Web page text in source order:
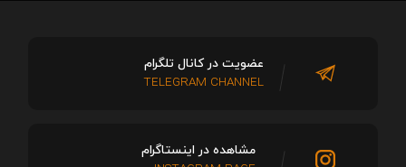
عضویت در کانال تلگرام
TELEGRAM CHANNEL
مشاهده در اینستاگرام